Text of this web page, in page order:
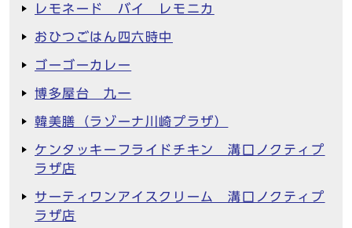
レモネード バイ レモニカ
おひつごはん四六時中
ゴーゴーカレー
博多屋台 九一
韓美膳（ラゾーナ川崎プラザ）
ケンタッキーフライドチキン 溝口ノクティプ
ラザ店
サーティワンアイスクリーム 溝口ノクティプ
ラザ店